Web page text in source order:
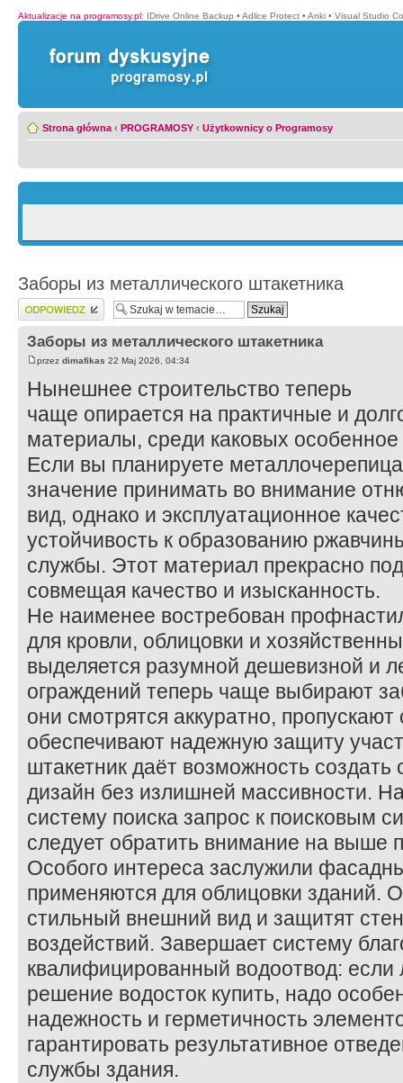
Aktualizacje na programosy.pl: IDrive Online Backup • Adlice Protect • Anki • Visual Studio
Strona główna ‹ PROGRAMOSY ‹ Użytkownicy o Programosy
Заборы из металлического штакетника
Wyślij odpowiedź
Заборы из металлического штакетника
przez dimafikas 22 Maj 2026, 04:34
Нынешнее строительство теперь
чаще опирается на практичные и
материалы, среди каковых
Если вы планируете
значение принимать во внимание
вид, однако и эксплуатационное
устойчивость к образованию
службы. Этот материал прекрасно
совмещая качество и изысканность.
Не наименее востребован
для кровли, облицовки и
выделяется разумной дешевизной и
ограждений теперь чаще выбирают
они смотрятся аккуратно, пропускают
обеспечивают надежную защиту
штакетник даёт возможность
дизайн без излишней массивности.
систему поиска запрос к поисковым
следует обратить внимание на выше
Особого интереса заслужили
применяются для облицовки зданий.
стильный внешний вид и защитят
воздействий. Завершает систему
квалифицированный водоотвод: если
решение водосток купить, надо
надежность и герметичность
гарантировать результативное
службы здания.